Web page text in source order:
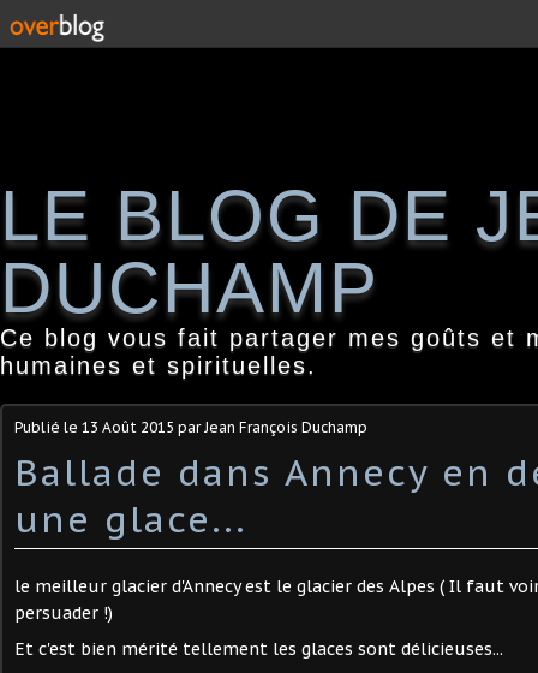
LE BLOG DE
DUCHAMP
Ce blog vous fait partager mes goûts et
humaines et spirituelles.
Publié le 13 Août 2015 par Jean François Duchamp
Ballade dans Annecy en
une glace...
le meilleur glacier d'Annecy est le glacier des Alpes ( Il faut
persuader !)
Et c'est bien mérité tellement les glaces sont délicieuses...